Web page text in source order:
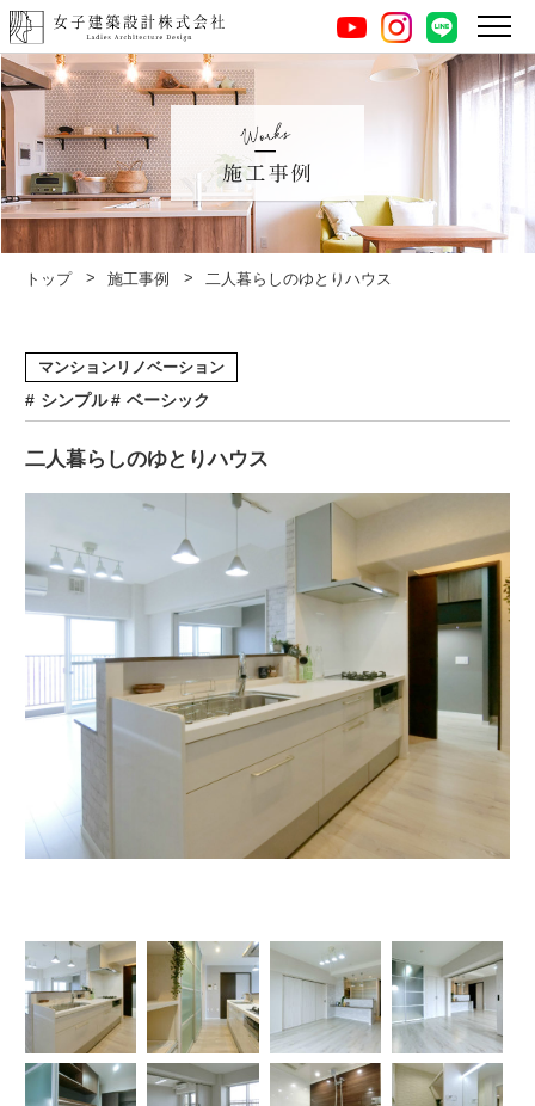
youtube instagram LINE
施工事例
トップ 施工事例 二人暮らしのゆとりハウス
マンションリノベーション
シンプル ベーシック
二人暮らしのゆとりハウス